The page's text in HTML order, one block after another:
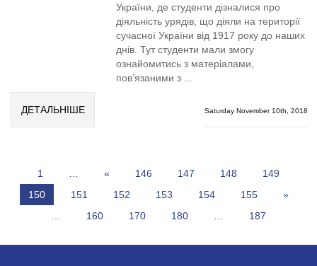
України, де студенти дізналися про
діяльність урядів, що діяли на території
сучасної України від 1917 року до наших
днів. Тут студенти мали змогу
ознайомитись з матеріалами,
пов’язаними з ...
ДЕТАЛЬНІШЕ Saturday November 10th, 2018
1 « 146 147 148
149
150
151 152 153 154 155
»
160 170 180 187